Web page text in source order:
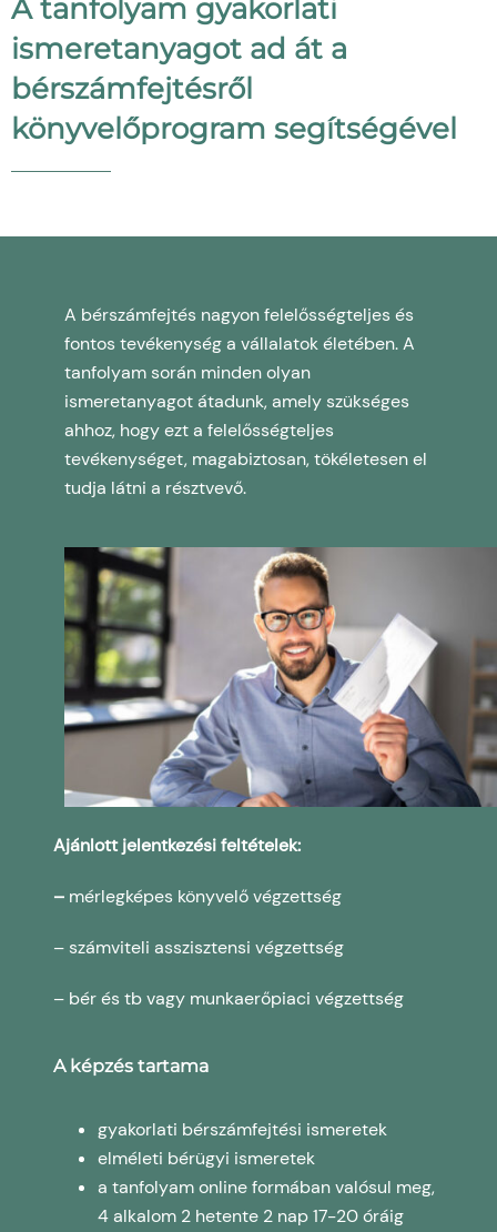
A tanfolyam gyakorlati
ismeretanyagot ad át a
bérszámfejtésről
könyvelőprogram segítségével
A bérszámfejtés nagyon felelősségteljes és
fontos tevékenység a vállalatok életében. A
tanfolyam során minden olyan
ismeretanyagot átadunk, amely szükséges
ahhoz, hogy ezt a felelősségteljes
tevékenységet, magabiztosan, tökéletesen el
tudja látni a résztvevő.
Ajánlott jelentkezési feltételek:
– mérlegképes könyvelő végzettség
– számviteli asszisztensi végzettség
– bér és tb vagy munkaerőpiaci végzettség
A képzés tartama
gyakorlati bérszámfejtési ismeretek
elméleti bérügyi ismeretek
a tanfolyam online formában valósul meg,
4 alkalom 2 hetente 2 nap 17-20 óráig